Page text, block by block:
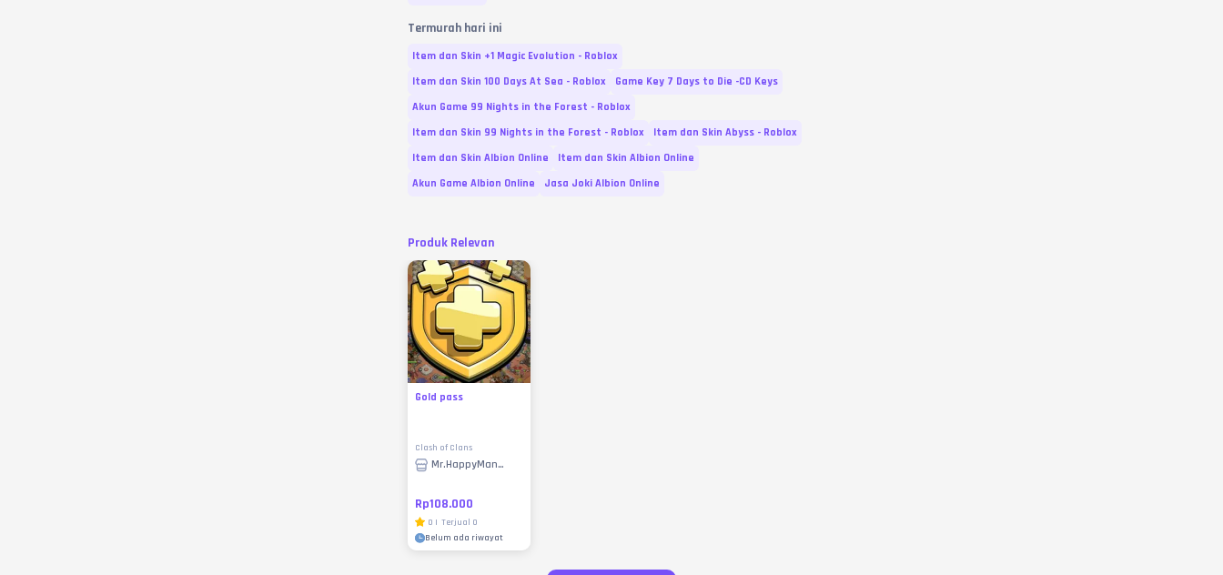
Termurah hari ini
Item dan Skin +1 Magic Evolution - Roblox
Item dan Skin 100 Days At Sea - Roblox
Game Key 7 Days to Die -CD Keys
Akun Game 99 Nights in the Forest - Roblox
Item dan Skin 99 Nights in the Forest - Roblox
Item dan Skin Abyss - Roblox
Item dan Skin Albion Online
Item dan Skin Albion Online
Akun Game Albion Online
Jasa Joki Albion Online
Produk Relevan
Gold pass
Clash of Clans
Mr.HappyMan
Rp108.000
0 | Terjual 0
Belum ada riwayat